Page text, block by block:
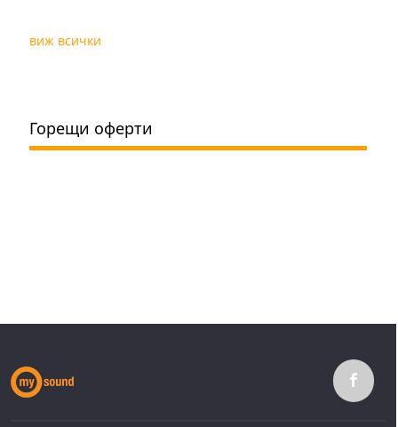
виж всички
Горещи оферти